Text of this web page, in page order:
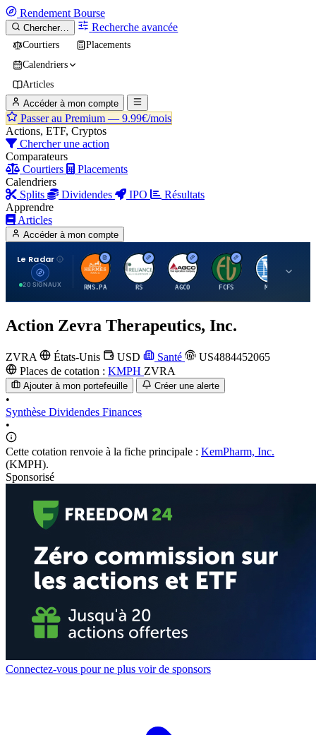
Rendement Bourse
Chercher… Recherche avancée
Courtiers
Placements
Calendriers
Articles
Accéder à mon compte
Passer au Premium — 9.99€/mois
Actions, ETF, Cryptos
Chercher une action
Comparateurs
Courtiers
Placements
Calendriers
Splits
Dividendes IPO
Résultats
Apprendre
Articles
Accéder à mon compte
Le Radar
20 SIGNAUX
H
RMS.PA
R
RS
A
AGCO
F
FCFS
M
MCO
Action Zevra Therapeutics, Inc.
ZVRA États-Unis USD Santé
US4884452065
Places de cotation : KMPH ZVRA
Ajouter à mon portefeuille Créer une alerte
•
Synthèse Dividendes Finances
•
Cette cotation renvoie à la fiche principale : KemPharm, Inc.
(KMPH).
Sponsorisé
Connectez-vous pour ne plus voir de sponsors